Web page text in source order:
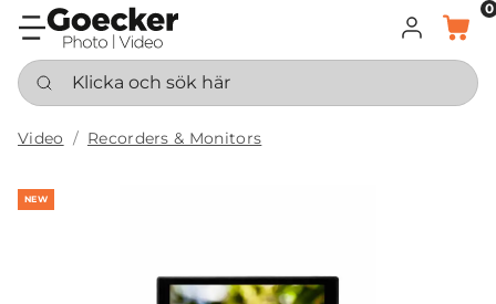
LOGGA IN
KORG
0
Klicka och sök här
Video Recorders & Monitors
NEW